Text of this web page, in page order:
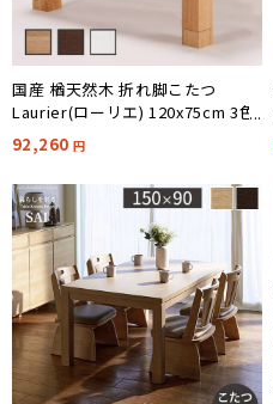
国産 楢天然木 折れ脚こたつ
Laurier(ローリエ) 120x75cm 3色
対応
92,260 円